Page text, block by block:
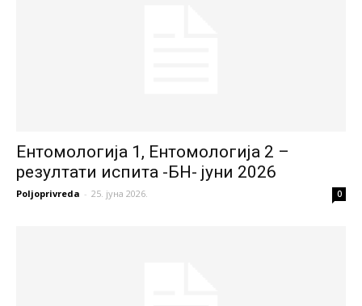
Ентомологија 1, Ентомологија 2 –
резултати испита -БН- јуни 2026
Poljoprivreda - 25. јуна 2026. 0